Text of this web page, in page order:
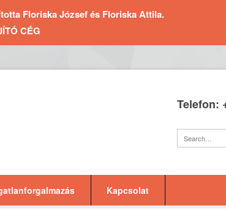
Floriska József és Floriska Attila.
CÉG
Telefon:
Kapcsolat